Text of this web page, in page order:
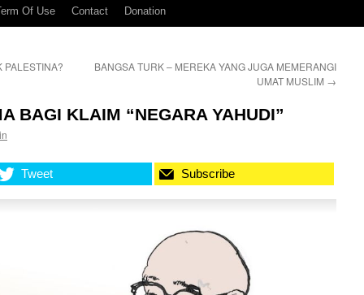
Of Use Contact Donation
BANGSA TURK – MEREKA YANG JUGA MEMERANGI
UMAT MUSLIM →
BAGI KLAIM “NEGARA YAHUDI”
Tweet Subscribe